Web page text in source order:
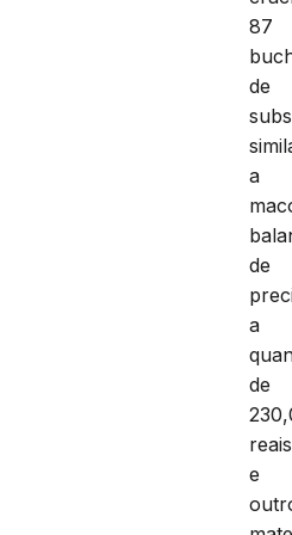
87
de
a
de
a
de
reais
e